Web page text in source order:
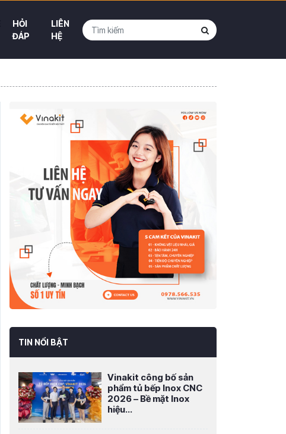
HỎI
ĐÁP
LIÊN
HỆ
TIN NỔI BẬT
Vinakit công bố sản
phẩm tủ bếp Inox CNC
2026 – Bề mặt Inox
hiệu...